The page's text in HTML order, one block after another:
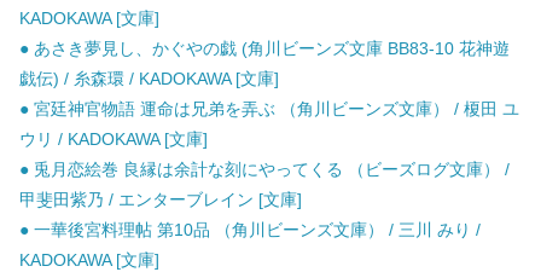
KADOKAWA [文庫]
● あさき夢見し、かぐやの戯 (角川ビーンズ文庫 BB83-10 花神遊
戯伝) / 糸森環 / KADOKAWA [文庫]
● 宮廷神官物語 運命は兄弟を弄ぶ （角川ビーンズ文庫） / 榎田 ユ
ウリ / KADOKAWA [文庫]
● 兎月恋絵巻 良縁は余計な刻にやってくる （ビーズログ文庫） /
甲斐田紫乃 / エンターブレイン [文庫]
● 一華後宮料理帖 第10品 （角川ビーンズ文庫） / 三川 みり /
KADOKAWA [文庫]